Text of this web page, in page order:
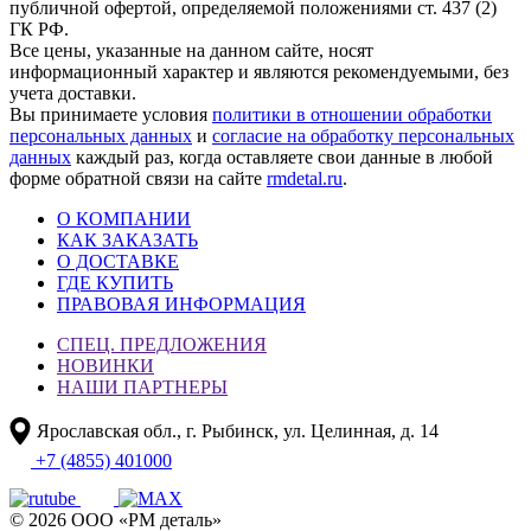
публичной офертой, определяемой положениями ст. 437 (2)
ГК РФ.
Все цены, указанные на данном сайте, носят
информационный характер и являются рекомендуемыми, без
учета доставки.
Вы принимаете условия политики в отношении обработки
персональных данных и согласие на обработку персональных
данных каждый раз, когда оставляете свои данные в любой
форме обратной связи на сайте rmdetal.ru.
О КОМПАНИИ
КАК ЗАКАЗАТЬ
О ДОСТАВКЕ
ГДЕ КУПИТЬ
ПРАВОВАЯ ИНФОРМАЦИЯ
СПЕЦ. ПРЕДЛОЖЕНИЯ
НОВИНКИ
НАШИ ПАРТНЕРЫ
Ярославская обл., г. Рыбинск, ул. Целинная, д. 14
+7 (4855) 401000
© 2026 ООО «РМ деталь»